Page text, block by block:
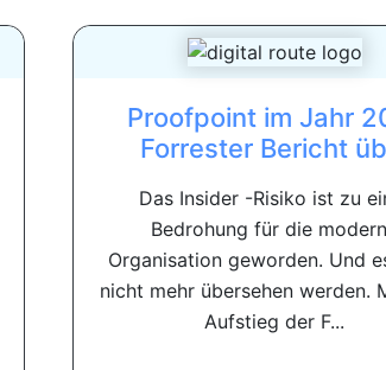
Proofpoint im Jahr
Forrester Bericht
Das Insider -Risiko ist zu
Bedrohung für die
Organisation geworden. Und
nicht mehr übersehen werden.
Aufstieg der F...